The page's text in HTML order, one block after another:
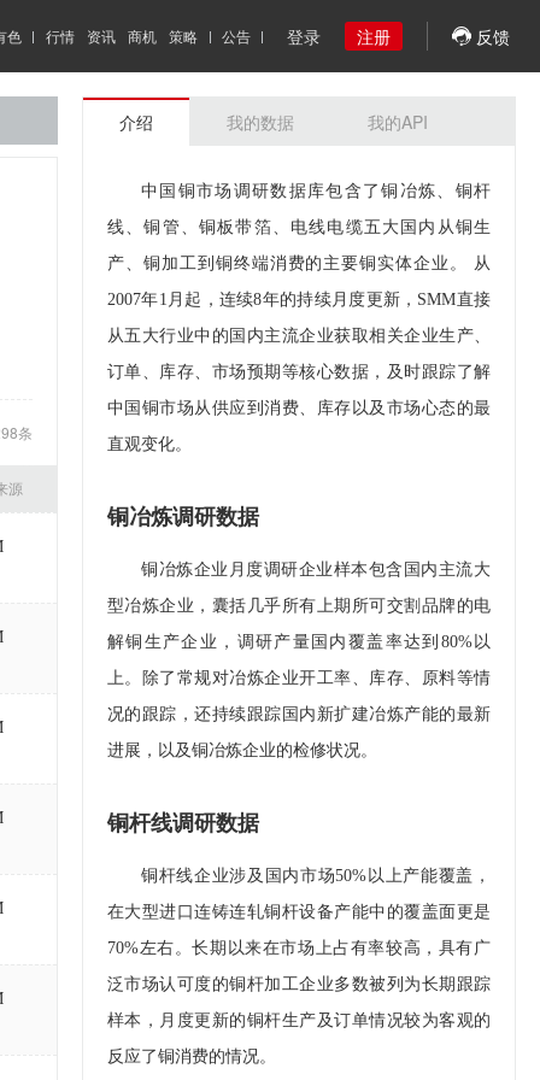
色 行情 资讯 商机 策略 公告 登录 注册 反馈
条
源
介绍 我的数据 我的API
中国铜市场调研数据库包含了铜冶炼、铜杆
线、铜管、铜板带箔、电线电缆五大国内从铜生
产、铜加工到铜终端消费的主要铜实体企业。 从
2007年1月起，连续8年的持续月度更新，SMM直接
从五大行业中的国内主流企业获取相关企业生产、
订单、库存、市场预期等核心数据，及时跟踪了解
中国铜市场从供应到消费、库存以及市场心态的最
直观变化。
铜冶炼调研数据
铜冶炼企业月度调研企业样本包含国内主流大
型冶炼企业，囊括几乎所有上期所可交割品牌的电
解铜生产企业，调研产量国内覆盖率达到80%以
上。除了常规对冶炼企业开工率、库存、原料等情
况的跟踪，还持续跟踪国内新扩建冶炼产能的最新
进展，以及铜冶炼企业的检修状况。
铜杆线调研数据
铜杆线企业涉及国内市场50%以上产能覆盖，
在大型进口连铸连轧铜杆设备产能中的覆盖面更是
70%左右。长期以来在市场上占有率较高，具有广
泛市场认可度的铜杆加工企业多数被列为长期跟踪
样本，月度更新的铜杆生产及订单情况较为客观的
反应了铜消费的情况。